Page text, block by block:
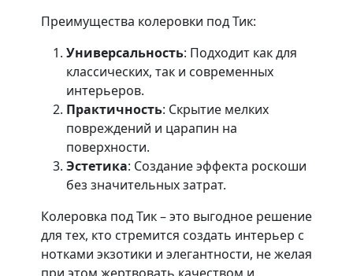
Преимущества колеровки под Тик:
Универсальность: Подходит как для
классических, так и современных
интерьеров.
Практичность: Скрытие мелких
повреждений и царапин на
поверхности.
Эстетика: Создание эффекта роскоши
без значительных затрат.
Колеровка под Тик – это выгодное решение
для тех, кто стремится создать интерьер с
нотками экзотики и элегантности, не желая